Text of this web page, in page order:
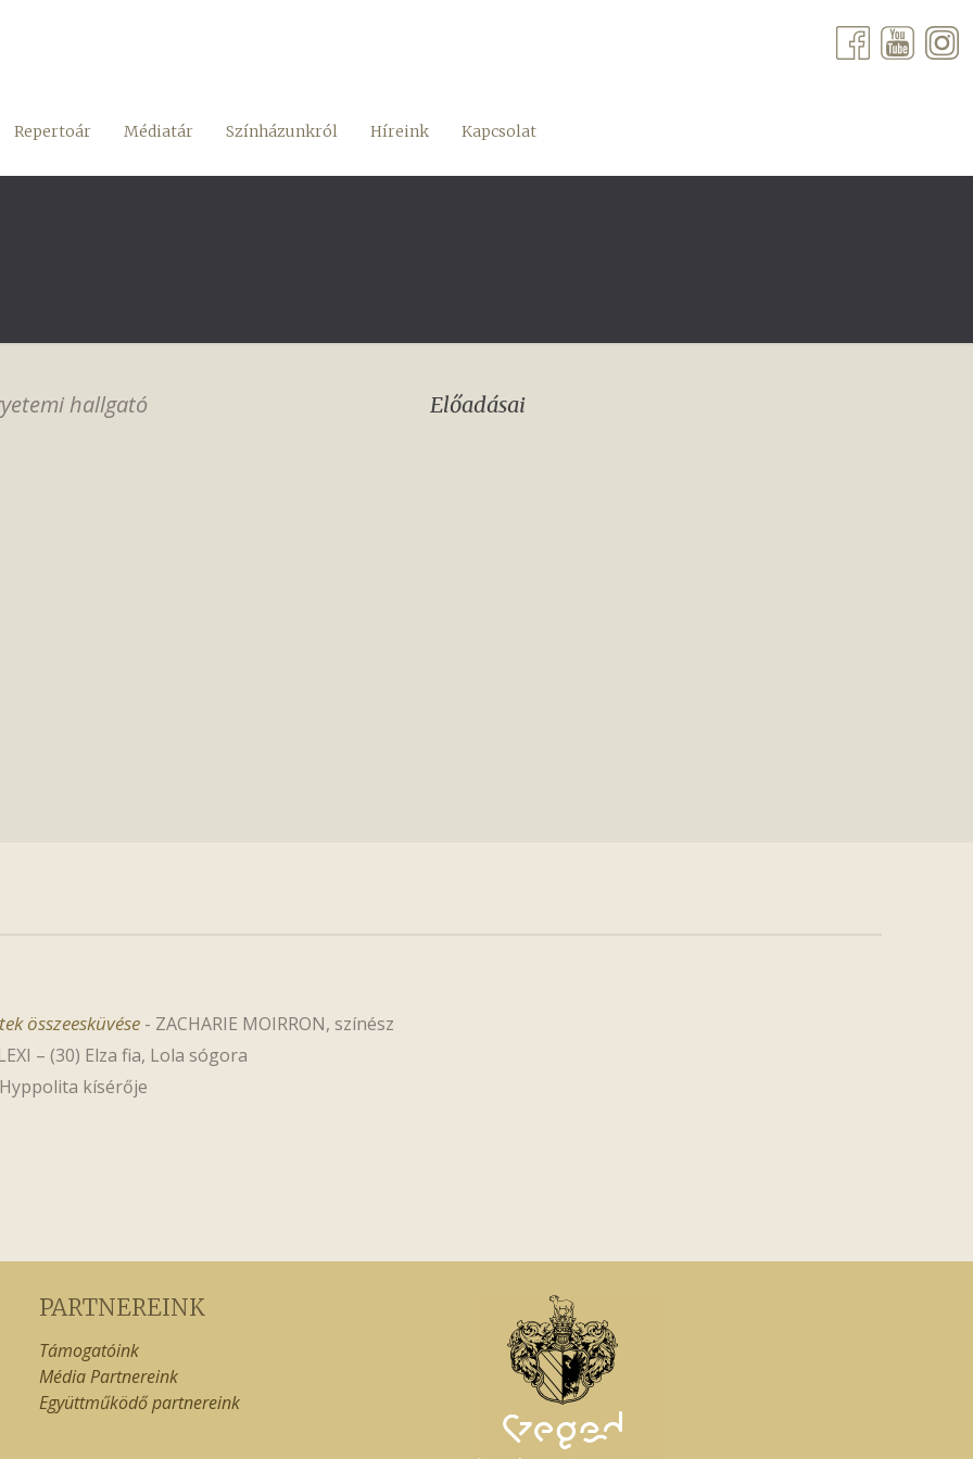
Repertoár Médiatár Színházunkról Híreink Kapcsolat
hallgató Előadásai
összeesküvése - ZACHARIE MOIRRON, színész
– (30) Elza fia, Lola sógora
Hyppolita kísérője
PARTNEREINK
Támogatóink
Média Partnereink
Együttműködő partnereink